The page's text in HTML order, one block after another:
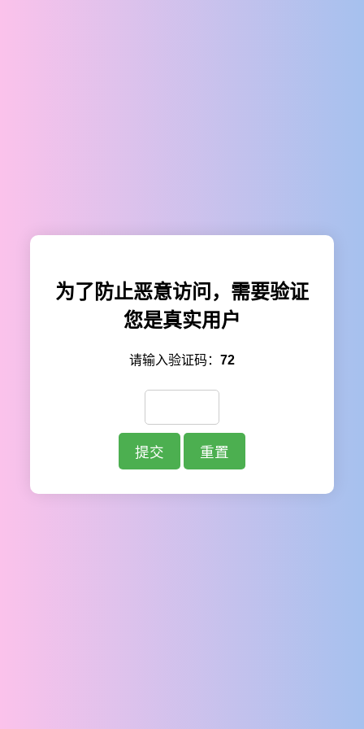
为了防止恶意访问，需要验证
您是真实用户
请输入验证码： 72
提交 重置